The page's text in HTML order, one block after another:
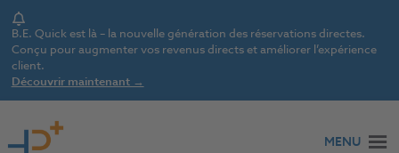
Notice
B.E. Quick est là – la nouvelle génération des réservations directes.
Conçu pour augmenter vos revenus directs et améliorer l’expérience
client.
Découvrir maintenant →
MENU